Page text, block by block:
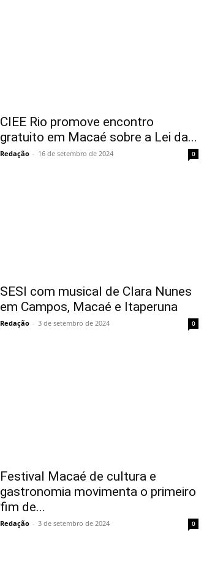
CIEE Rio promove encontro
gratuito em Macaé sobre a Lei da...
Redação - 16 de setembro de 2024 0
SESI com musical de Clara Nunes
em Campos, Macaé e Itaperuna
Redação - 3 de setembro de 2024 0
Festival Macaé de cultura e
gastronomia movimenta o primeiro
fim de...
Redação - 3 de setembro de 2024 0